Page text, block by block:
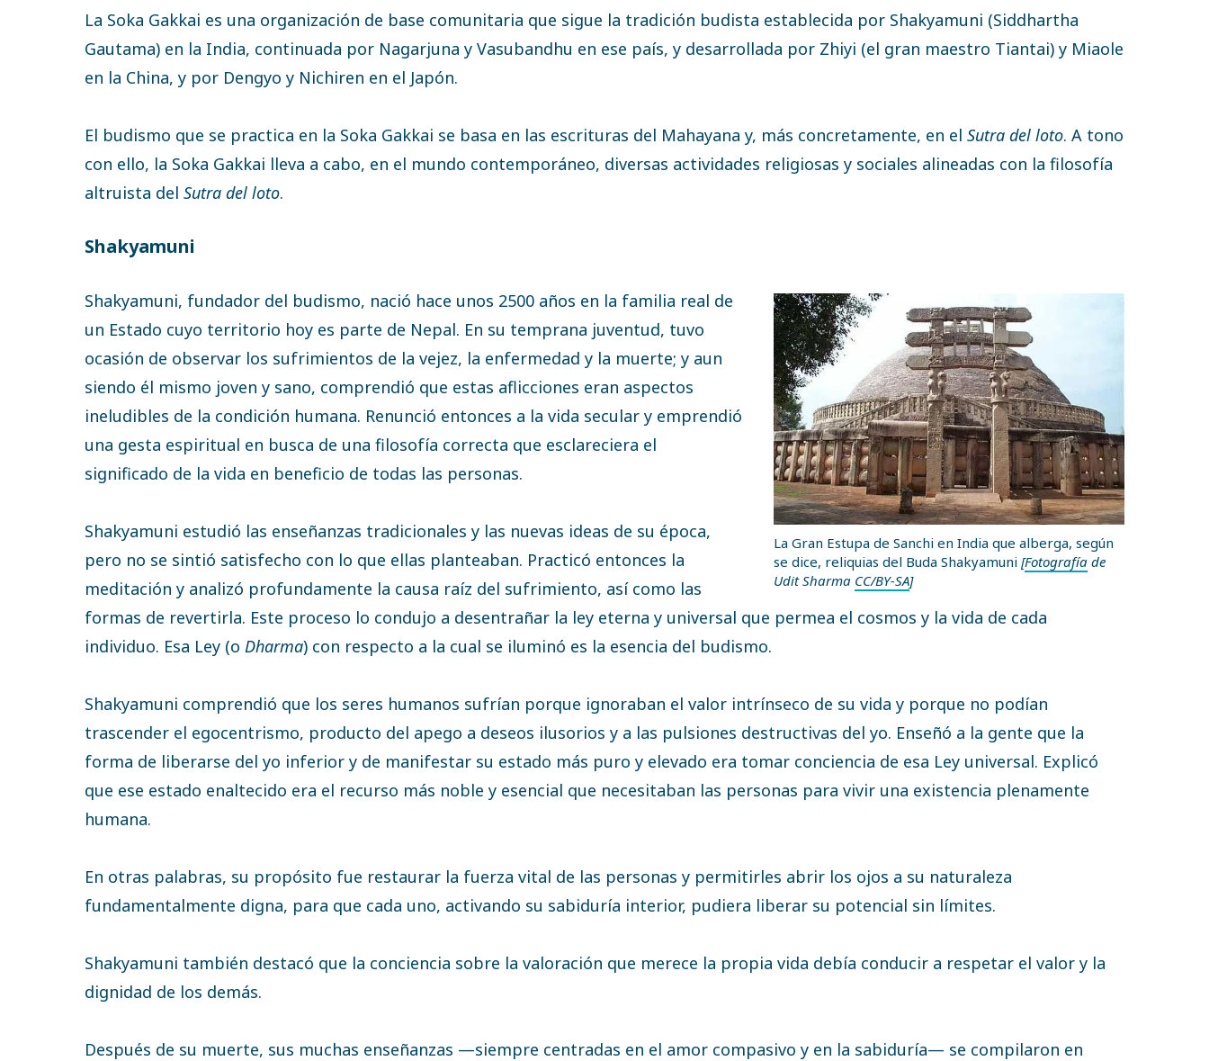
La Soka Gakkai es una organización de base comunitaria que sigue la tradición budista establecida por Shakyamuni (Siddhartha
Gautama) en la India, continuada por Nagarjuna y Vasubandhu en ese país, y desarrollada por Zhiyi (el gran maestro Tiantai) y Miaole
en la China, y por Dengyo y Nichiren en el Japón.
El budismo que se practica en la Soka Gakkai se basa en las escrituras del Mahayana y, más concretamente, en elSutra del loto. A tono
con ello, la Soka Gakkai lleva a cabo, en el mundo contemporáneo, diversas actividades religiosas y sociales alineadas con la filosofía
altruista delSutra del loto.
Shakyamuni
La Gran Estupa de Sanchi en India que alberga, según
se dice, reliquias del Buda Shakyamuni [Fotografíade
Udit Sharma CC/BY-SA]
Shakyamuni, fundador del budismo, nació hace unos 2500 años en la familia real de
un Estado cuyo territorio hoy es parte de Nepal. En su temprana juventud, tuvo
ocasión de observar los sufrimientos de la vejez, la enfermedad y la muerte; y aun
siendo él mismo joven y sano, comprendió que estas aflicciones eran aspectos
ineludibles de la condición humana. Renunció entonces a la vida secular y emprendió
una gesta espiritual en busca de una filosofía correcta que esclareciera el
significado de la vida en beneficio de todas las personas.
Shakyamuni estudió las enseñanzas tradicionales y las nuevas ideas de su época,
pero no se sintió satisfecho con lo que ellas planteaban. Practicó entonces la
meditación y analizó profundamente la causa raíz del sufrimiento, así como las
formas de revertirla. Este proceso lo condujo a desentrañar la ley eterna y universal que permea el cosmos y la vida de cada
individuo. Esa Ley (oDharma) con respecto a la cual se iluminó es la esencia del budismo.
Shakyamuni comprendió que los seres humanos sufrían porque ignoraban el valor intrínseco de su vida y porque no podían
trascender el egocentrismo, producto del apego a deseos ilusorios y a las pulsiones destructivas del yo. Enseñó a la gente que la
forma de liberarse del yo inferior y de manifestar su estado más puro y elevado era tomar conciencia de esa Ley universal. Explicó
que ese estado enaltecido era el recurso más noble y esencial que necesitaban las personas para vivir una existencia plenamente
humana.
En otras palabras, su propósito fue restaurar la fuerza vital de las personas y permitirles abrir los ojos a su naturaleza
fundamentalmente digna, para que cada uno, activando su sabiduría interior, pudiera liberar su potencial sin límites.
Shakyamuni también destacó que la conciencia sobre la valoración que merece la propia vida debía conducir a respetar el valor y la
dignidad de los demás.
Después de su muerte, sus muchas enseñanzas —siempre centradas en el amor compasivo y en la sabiduría— se compilaron en